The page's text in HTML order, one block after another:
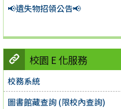
📢遺失物招領公告📢
校園 E 化服務
校務系統
圖書館藏查詢 (限校內查詢)